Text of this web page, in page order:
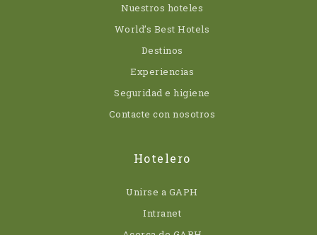
Nuestros hoteles
World’s Best Hotels
Destinos
Experiencias
Seguridad e higiene
Contacte con nosotros
Hotelero
Unirse a GAPH
Intranet